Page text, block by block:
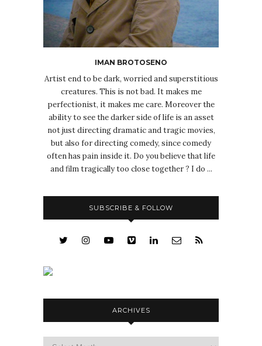
IMAN BROTOSENO
Artist end to be dark, worried and superstitious
creatures. This is not bad. It makes me
perfectionist, it makes me care. Moreover the
ability to see the darker side of life is an asset
not just directing dramatic and tragic movies,
but also for directing comedy, since comedy
often has pain inside it. Do you believe that life
and film tragically too close together ? I do ...
SUBSCRIBE & FOLLOW
ARCHIVES